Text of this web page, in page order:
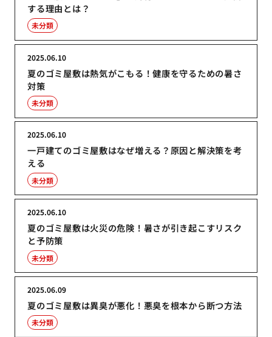
する理由とは？
未分類
夏のゴミ屋敷は熱気がこもる！健康を守るための暑さ
対策
2025.06.10
未分類
一戸建てのゴミ屋敷はなぜ増える？原因と解決策を考
える
2025.06.10
未分類
夏のゴミ屋敷は火災の危険！暑さが引き起こすリスク
と予防策
2025.06.10
未分類
夏のゴミ屋敷は異臭が悪化！悪臭を根本から断つ方法
2025.06.09
未分類